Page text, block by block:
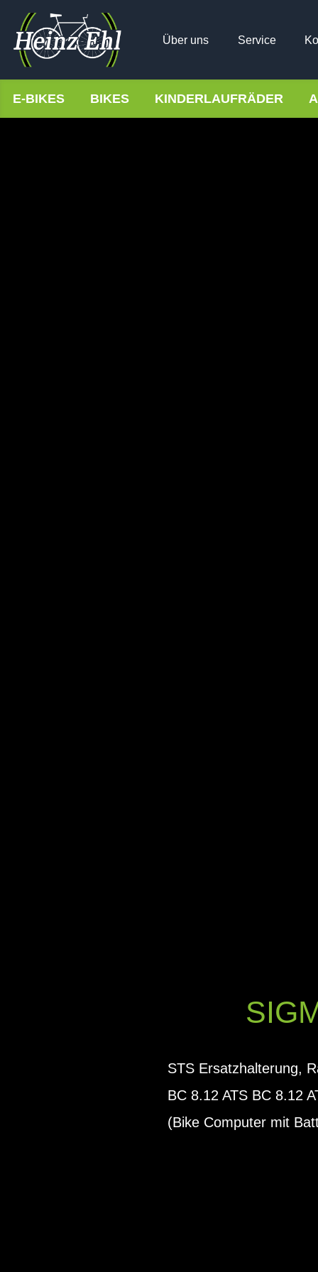
Über uns Service
E-BIKES BIKES KINDERLAUFRÄDER
STS Ersatzhalterung,
BC 8.12 ATS BC 8.12
(Bike Computer mit